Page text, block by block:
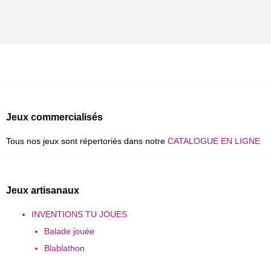
Jeux commercialisés
Tous nos jeux sont répertoriés dans notre CATALOGUE EN LIGNE
Jeux artisanaux
INVENTIONS TU JOUES
Balade jouée
Blablathon